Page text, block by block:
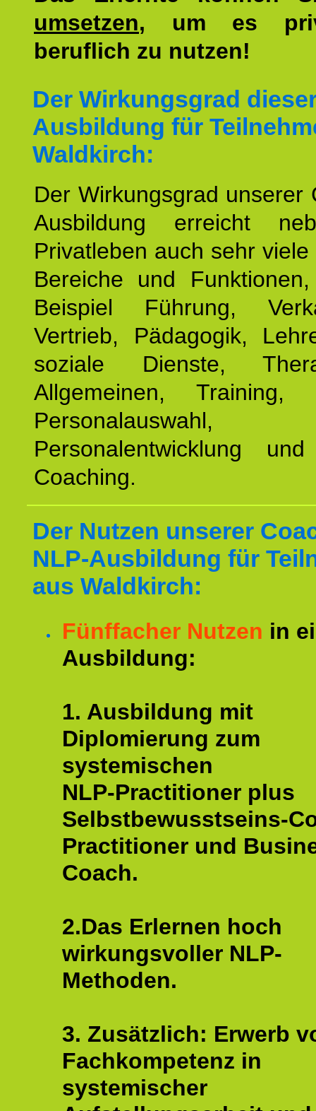
umsetzen, um es
beruflich zu nutzen!
Der Wirkungsgrad
Ausbildung für
Waldkirch:
Der Wirkungsgrad unserer
Ausbildung erreicht
Privatleben auch sehr
Bereiche und
Beispiel Führung,
Vertrieb, Pädagogik,
soziale Dienste,
Allgemeinen, Training,
Personalauswahl,
Personalentwicklung
Coaching.
Der Nutzen unserer
NLP-Ausbildung für
aus Waldkirch:
Fünffacher Nutzen in
Ausbildung:
1. Ausbildung mit
Diplomierung zum
systemischen
NLP-Practitioner plus
Selbstbewusstseins-
Practitioner und
Coach.
2.Das Erlernen hoch
wirkungsvoller NLP-
Methoden.
3. Zusätzlich: Erwerb
Fachkompetenz in
systemischer